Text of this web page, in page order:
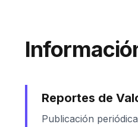
Reportes de
Publicación